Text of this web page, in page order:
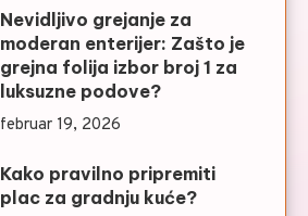
Nevidljivo grejanje za
moderan enterijer: Zašto je
grejna folija izbor broj 1 za
luksuzne podove?
februar 19, 2026
Kako pravilno pripremiti
plac za gradnju kuće?